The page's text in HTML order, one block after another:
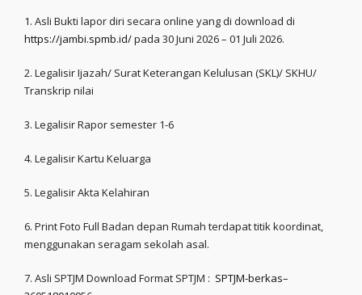
1. Asli Bukti lapor diri secara online yang di download di
https://jambi.spmb.id/pada 30 Juni 2026 – 01 Juli 2026.
2. Legalisir Ijazah/ Surat Keterangan Kelulusan (SKL)/ SKHU/
Transkrip nilai
3. Legalisir Rapor semester 1-6
4. Legalisir Kartu Keluarga
5. Legalisir Akta Kelahiran
6. Print Foto Full Badan depan Rumah terdapat titik koordinat,
menggunakan seragam sekolah asal.
7. Asli SPTJM Download Format SPTJM : SPTJM-berkas–